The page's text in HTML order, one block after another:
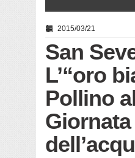
2015/03/21
San
L’“oro
Pollino